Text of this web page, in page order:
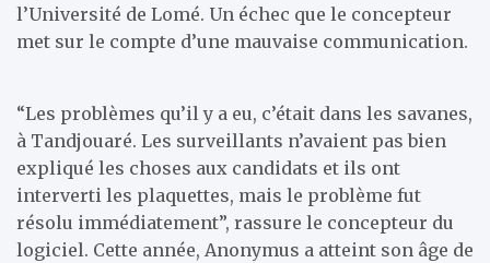
l’Université de Lomé. Un échec que le concepteur
met sur le compte d’une mauvaise communication.
“Les problèmes qu’il y a eu, c’était dans les savanes,
à Tandjouaré. Les surveillants n’avaient pas bien
expliqué les choses aux candidats et ils ont
interverti les plaquettes, mais le problème fut
résolu immédiatement”, rassure le concepteur du
logiciel. Cette année, Anonymus a atteint son âge de